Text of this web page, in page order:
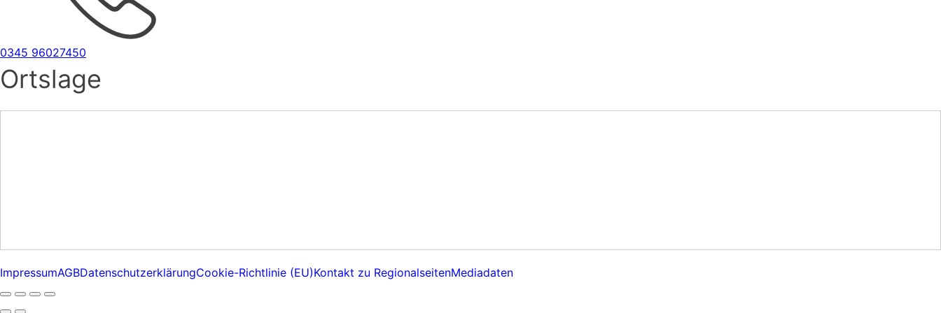
0345 96027450
Ortslage
ImpressumAGBDatenschutzerklärungCookie-Richtlinie (EU)Kontakt zu RegionalseitenMediadaten